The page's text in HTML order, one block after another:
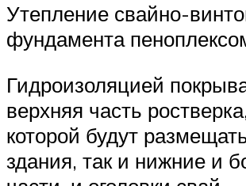
Утепление свайно-
фундамента
Гидроизоляцией
верхняя часть
которой будут
здания, так и нижние и